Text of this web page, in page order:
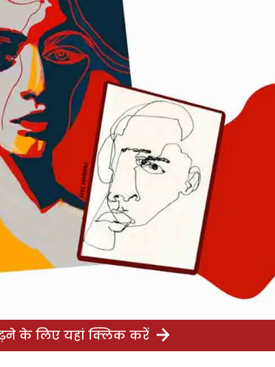
के लिए यहां क्लिक करें